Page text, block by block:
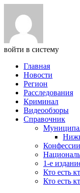
войти в систему
Главная
Новости
Регион
Расследования
Криминал
Видеообзоры
Справочник
Конфессии
1-е
Кто есть
Кто есть